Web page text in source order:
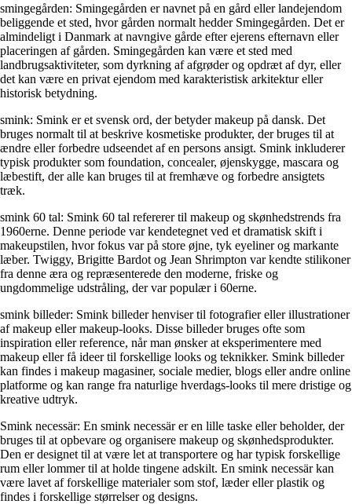
smingegården: Smingegården er navnet på en gård eller landejendom
beliggende et sted, hvor gården normalt hedder Smingegården. Det er
almindeligt i Danmark at navngive gårde efter ejerens efternavn eller
placeringen af gården. Smingegården kan være et sted med
landbrugsaktiviteter, som dyrkning af afgrøder og opdræt af dyr, eller
det kan være en privat ejendom med karakteristisk arkitektur eller
historisk betydning.
smink: Smink er et svensk ord, der betyder makeup på dansk. Det
bruges normalt til at beskrive kosmetiske produkter, der bruges til at
ændre eller forbedre udseendet af en persons ansigt. Smink inkluderer
typisk produkter som foundation, concealer, øjenskygge, mascara og
læbestift, der alle kan bruges til at fremhæve og forbedre ansigtets
træk.
smink 60 tal: Smink 60 tal refererer til makeup og skønhedstrends fra
1960erne. Denne periode var kendetegnet ved et dramatisk skift i
makeupstilen, hvor fokus var på store øjne, tyk eyeliner og markante
læber. Twiggy, Brigitte Bardot og Jean Shrimpton var kendte stilikoner
fra denne æra og repræsenterede den moderne, friske og
ungdommelige udstråling, der var populær i 60erne.
smink billeder: Smink billeder henviser til fotografier eller illustrationer
af makeup eller makeup-looks. Disse billeder bruges ofte som
inspiration eller reference, når man ønsker at eksperimentere med
makeup eller få ideer til forskellige looks og teknikker. Smink billeder
kan findes i makeup magasiner, sociale medier, blogs eller andre online
platforme og kan range fra naturlige hverdags-looks til mere dristige og
kreative udtryk.
Smink necessär: En smink necessär er en lille taske eller beholder, der
bruges til at opbevare og organisere makeup og skønhedsprodukter.
Den er designet til at være let at transportere og har typisk forskellige
rum eller lommer til at holde tingene adskilt. En smink necessär kan
være lavet af forskellige materialer som stof, læder eller plastik og
findes i forskellige størrelser og designs.